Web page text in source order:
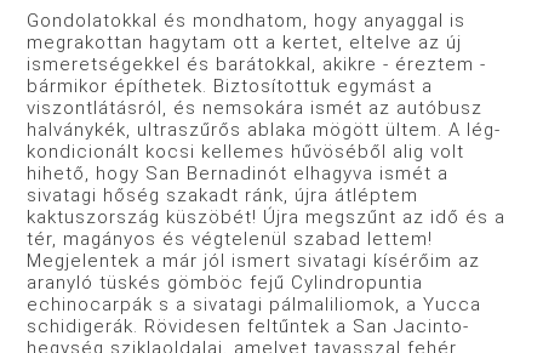
Gondolatokkal és mondhatom, hogy anyaggal is
megra­kottan hagytam ott a kertet, eltelve az új
ismeretségekkel és barátokkal, akikre - éreztem -
bármikor építhetek. Bizto­sítottuk egymást a
viszontlátásról, és nemsokára ismét az autóbusz
halványkék, ultraszűrős ablaka mögött ültem. A lég­
kondicionált kocsi kellemes hűvöséből alig volt
hihető, hogy San Bernadinót elhagyva ismét a
sivatagi hőség szakadt ránk, újra átléptem
kaktuszország küszöbét! Újra megszűnt az idő és a
tér, magányos és végtelenül szabad lettem!
Megjelentek a már jól ismert sivatagi kísérőim az
aranyló tüskés gömböc fejű Cylindropuntia
echinocarpák s a sivatagi pálmaliliomok, a Yucca
schidigerák. Rövidesen feltűntek a San Jacinto-
hegy­ség sziklaoldalai, amelyet tavasszal fehér